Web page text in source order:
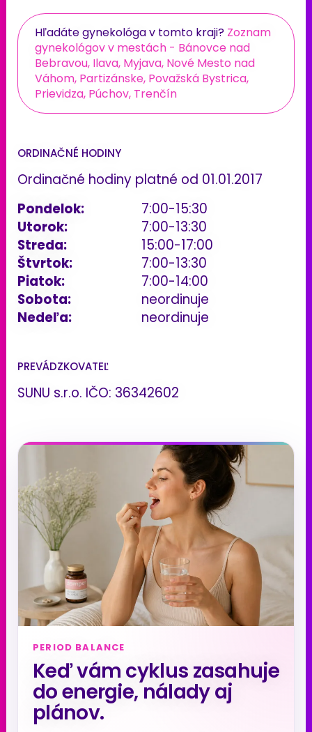
Hľadáte gynekológa v tomto kraji? Zoznam
gynekológov v mestách - Bánovce nad
Bebravou, Ilava, Myjava, Nové Mesto nad
Váhom, Partizánske, Považská Bystrica,
Prievidza, Púchov, Trenčín
ORDINAČNÉ HODINY
Ordinačné hodiny platné od 01.01.2017
Pondelok:
7:00-15:30
Utorok:
7:00-13:30
Streda:
15:00-17:00
Štvrtok:
7:00-13:30
Piatok:
7:00-14:00
Sobota:
neordinuje
Nedeľa:
neordinuje
PREVÁDZKOVATEĽ
SUNU s.r.o. IČO: 36342602
PERIOD BALANCE
Keď vám cyklus zasahuje
do energie, nálady aj
plánov.